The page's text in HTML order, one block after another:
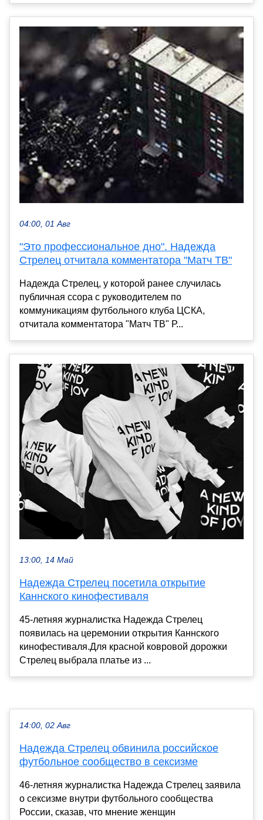
04:00, 01 Авг
"Это профессиональное дно". Надежда
Стрелец отчитала комментатора "Матч ТВ"
Надежда Стрелец, у которой ранее случилась
публичная ссора с руководителем по
коммуникациям футбольного клуба ЦСКА,
отчитала комментатора "Матч ТВ" Р...
13:00, 14 Май
Надежда Стрелец посетила открытие
Каннского кинофестиваля
45-летняя журналистка Надежда Стрелец
появилась на церемонии открытия Каннского
кинофестиваля.Для красной ковровой дорожки
Стрелец выбрала платье из ...
14:00, 02 Авг
Надежда Стрелец обвинила российское
футбольное сообщество в сексизме
46-летняя журналистка Надежда Стрелец заявила
о сексизме внутри футбольного сообщества
России, сказав, что мнение женщин